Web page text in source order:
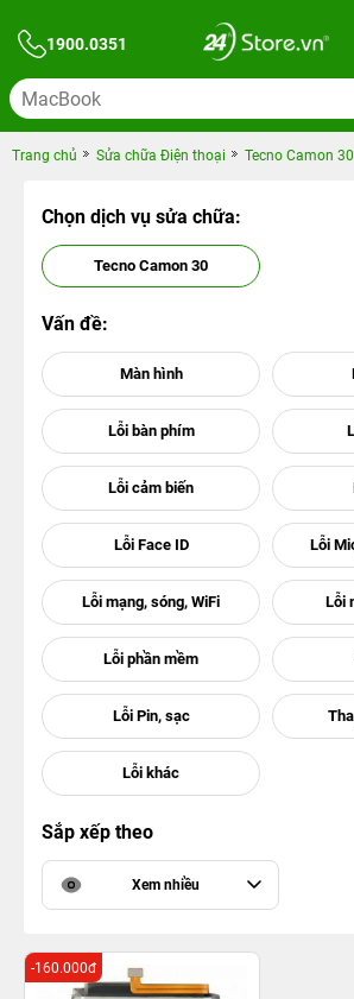
1900.0351
Trang chủ Sửa chữa Điện thoại Tecno Camon 30
Chọn dịch vụ sửa chữa:
Tecno Camon 30
Vấn đề:
Sắp xếp theo
Xem nhiều
-160.000đ